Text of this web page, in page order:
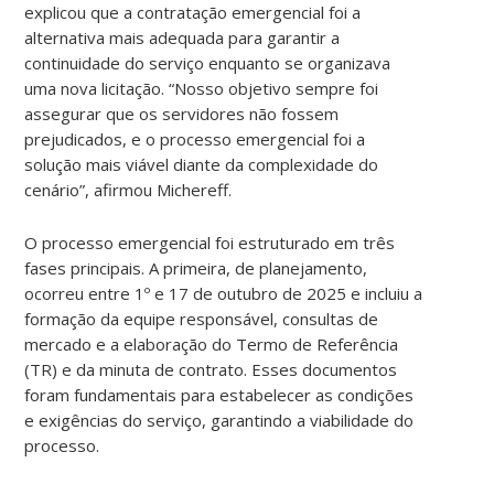
explicou que a contratação emergencial foi a
alternativa mais adequada para garantir a
continuidade do serviço enquanto se organizava
uma nova licitação. “Nosso objetivo sempre foi
assegurar que os servidores não fossem
prejudicados, e o processo emergencial foi a
solução mais viável diante da complexidade do
cenário”, afirmou Michereff.
O processo emergencial foi estruturado em três
fases principais. A primeira, de planejamento,
ocorreu entre 1º e 17 de outubro de 2025 e incluiu a
formação da equipe responsável, consultas de
mercado e a elaboração do Termo de Referência
(TR) e da minuta de contrato. Esses documentos
foram fundamentais para estabelecer as condições
e exigências do serviço, garantindo a viabilidade do
processo.